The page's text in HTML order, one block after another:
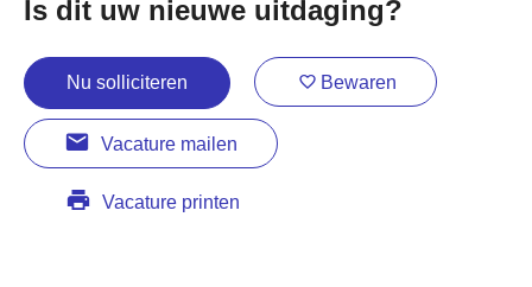
Is dit uw nieuwe uitdaging?
Nu solliciteren Bewaren
Vacature mailen
Vacature printen